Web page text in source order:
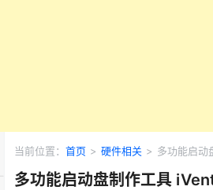
当前位置： 首页 > 硬件相关 > 多功能启动
多功能启动盘制作工具